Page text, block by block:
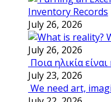
Inventory Records
July 26, 2026
July 26, 2026
Ποια ηλικία
July 23, 2026
We need art,